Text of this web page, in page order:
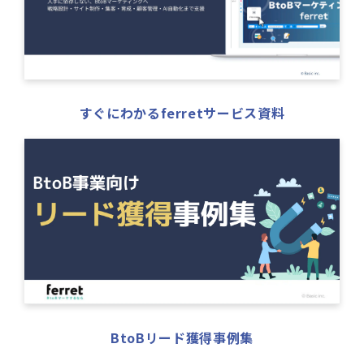
すぐにわかるferretサービス資料
BtoBリード獲得事例集